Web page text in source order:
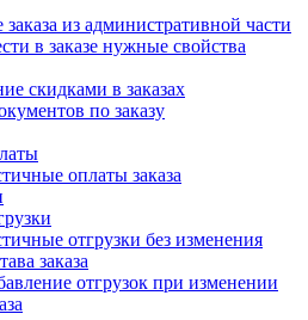
заказа из административной части
в заказе нужные свойства
скидками в заказах
по заказу
оплаты заказа
отгрузки без изменения
заказа
отгрузок при изменении